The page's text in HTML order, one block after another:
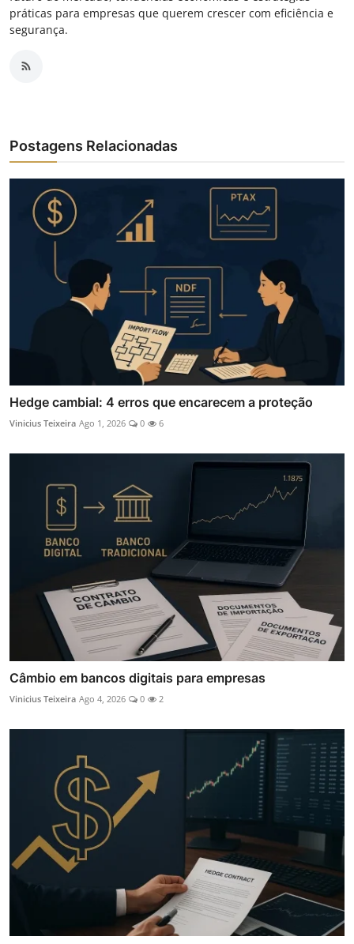
práticas para empresas que querem crescer com eficiência e
segurança.
Postagens Relacionadas
Hedge cambial: 4 erros que encarecem a proteção
Vinicius Teixeira Ago 1, 2026 0 6
Câmbio em bancos digitais para empresas
Vinicius Teixeira Ago 4, 2026 0 2